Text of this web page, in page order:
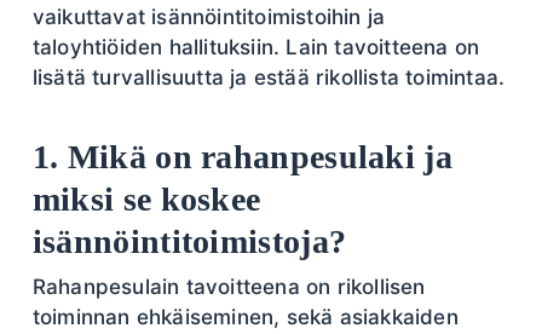
vaikuttavat isännöintitoimistoihin ja
taloyhtiöiden hallituksiin. Lain tavoitteena on
lisätä turvallisuutta ja estää rikollista toimintaa.
1. Mikä on rahanpesulaki ja
miksi se koskee
isännöintitoimistoja?
Rahanpesulain tavoitteena on rikollisen
toiminnan ehkäiseminen, sekä asiakkaiden